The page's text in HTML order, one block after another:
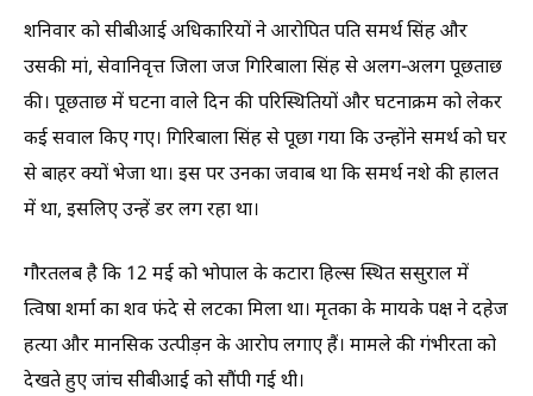
शनिवार को सीबीआई अधिकारियों ने आरोपित पति समर्थ सिंह और
उसकी मां, सेवानिवृत्त जिला जज गिरिबाला सिंह से अलग-अलग पूछताछ
की। पूछताछ में घटना वाले दिन की परिस्थितियों और घटनाक्रम को लेकर
कई सवाल किए गए। गिरिबाला सिंह से पूछा गया कि उन्होंने समर्थ को घर
से बाहर क्यों भेजा था। इस पर उनका जवाब था कि समर्थ नशे की हालत
में था, इसलिए उन्हें डर लग रहा था।
गौरतलब है कि 12 मई को भोपाल के कटारा हिल्स स्थित ससुराल में
त्विषा शर्मा का शव फंदे से लटका मिला था। मृतका के मायके पक्ष ने दहेज
हत्या और मानसिक उत्पीड़न के आरोप लगाए हैं। मामले की गंभीरता को
देखते हुए जांच सीबीआई को सौंपी गई थी।